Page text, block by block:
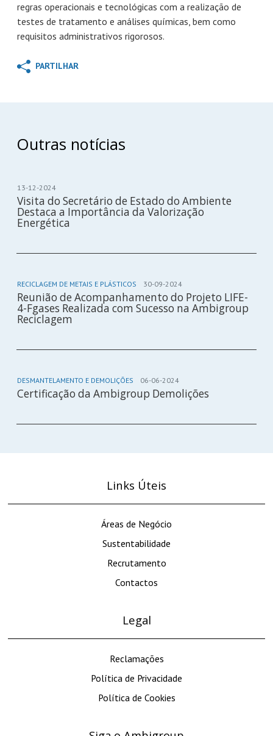
regras operacionais e tecnológicas com a realização de
testes de tratamento e análises químicas, bem como
requisitos administrativos rigorosos.
PARTILHAR
Outras notícias
13-12-2024
Visita do Secretário de Estado do Ambiente
Destaca a Importância da Valorização
Energética
RECICLAGEM DE METAIS E PLÁSTICOS 30-09-2024
Reunião de Acompanhamento do Projeto LIFE-
4-Fgases Realizada com Sucesso na Ambigroup
Reciclagem
DESMANTELAMENTO E DEMOLIÇÕES 06-06-2024
Certificação da Ambigroup Demolições
Links Úteis
Áreas de Negócio
Sustentabilidade
Recrutamento
Contactos
Legal
Reclamações
Política de Privacidade
Política de Cookies